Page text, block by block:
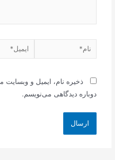
نام* ایمیل*
ذخیره نام، ایمیل و
دوباره دیدگاهی می‌نویسم.